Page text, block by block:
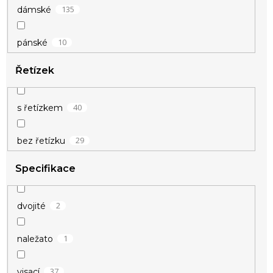
dámské 135
pánské 10
Řetízek
s řetízkem 40
bez řetízku 29
Specifikace
dvojité 2
naležato 1